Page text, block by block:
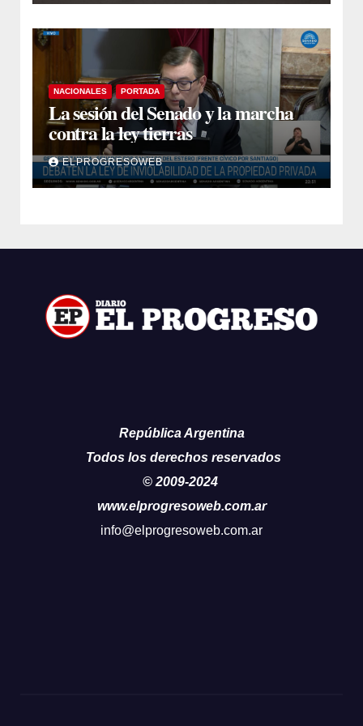
NACIONALES PORTADA
La sesión del Senado y la marcha
contra la ley tierras
ELPROGRESOWEB
República Argentina
Todos los derechos reservados
© 2009-2024
www.elprogresoweb.com.ar
info@elprogresoweb.com.ar